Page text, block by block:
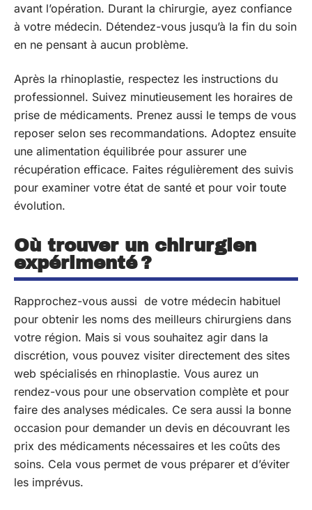
avant l’opération. Durant la chirurgie, ayez confiance
à votre médecin. Détendez-vous jusqu’à la fin du soin
en ne pensant à aucun problème.
Après la rhinoplastie, respectez les instructions du
professionnel. Suivez minutieusement les horaires de
prise de médicaments. Prenez aussi le temps de vous
reposer selon ses recommandations. Adoptez ensuite
une alimentation équilibrée pour assurer une
récupération efficace. Faites régulièrement des suivis
pour examiner votre état de santé et pour voir toute
évolution.
Où trouver un chirurgien
expérimenté ?
Rapprochez-vous aussi de votre médecin habituel
pour obtenir les noms des meilleurs chirurgiens dans
votre région. Mais si vous souhaitez agir dans la
discrétion, vous pouvez visiter directement des sites
web spécialisés en rhinoplastie. Vous aurez un
rendez-vous pour une observation complète et pour
faire des analyses médicales. Ce sera aussi la bonne
occasion pour demander un devis en découvrant les
prix des médicaments nécessaires et les coûts des
soins. Cela vous permet de vous préparer et d’éviter
les imprévus.